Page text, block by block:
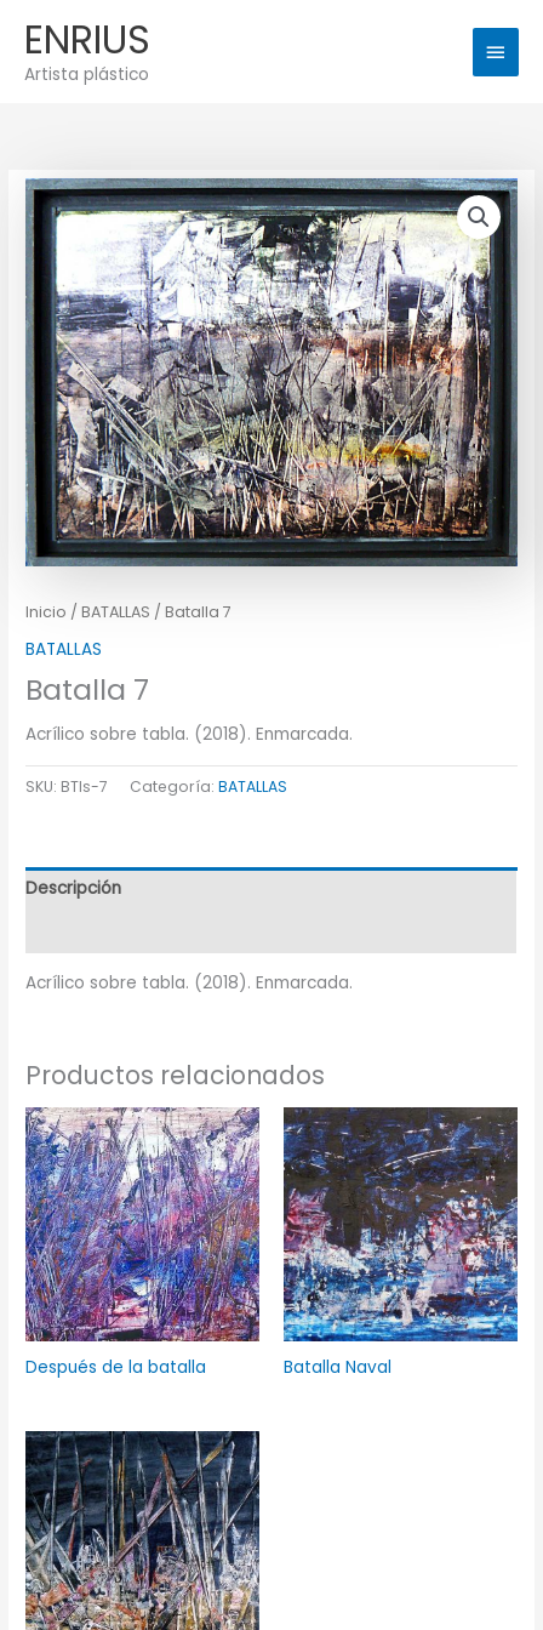
contenido
ENRIUS
Artista plástico
Inicio /BATALLAS / Batalla 7
BATALLAS
Batalla 7
Acrílico sobre tabla. (2018). Enmarcada.
SKU: BTls-7 Categoría:BATALLAS
Descripción
Acrílico sobre tabla. (2018). Enmarcada.
Productos relacionados
Después de la batalla Batalla Naval